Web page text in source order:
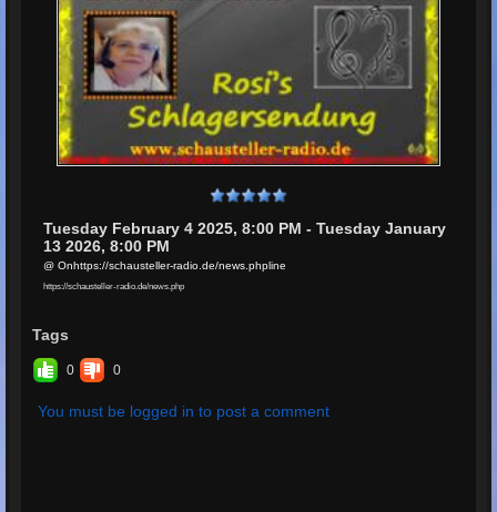
Tuesday February 4 2025, 8:00 PM - Tuesday January
13 2026, 8:00 PM
@ Onhttps://schausteller-radio.de/news.phpline
https://schausteller-radio.de/news.php
Tags
0 0
You must be logged in to post a comment